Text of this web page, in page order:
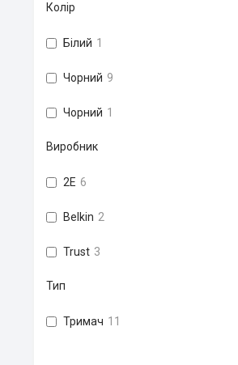
Колір
Білий 1
Чорний 9
Чорний 1
Виробник
2E 6
Belkin 2
Trust 3
Тип
Тримач 11